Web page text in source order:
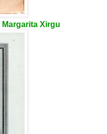
Margarita Xirgu